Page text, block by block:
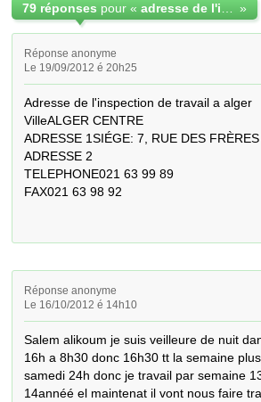
79 réponses pour « »
Réponse anonyme
Le 19/09/2012 é 20h25
Adresse de l'inspection de travail a alger
VilleALGER CENTRE
ADRESSE 1SIÉGE: 7, RUE DES
ADRESSE 2
TELEPHONE021 63 99 89
FAX021 63 98 92
Réponse anonyme
Le 16/10/2012 é 14h10
Salem alikoum je suis veilleure de nuit
16h a 8h30 donc 16h30 tt la semaine
samedi 24h donc je travail par semaine
14annéé el maintenat il vont nous faire